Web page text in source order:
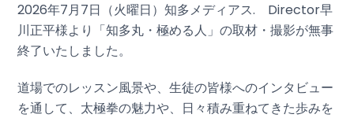
2026年7月7日（火曜日）知多メディアス. Director早
川正平様より「知多丸・極める人」の取材・撮影が無事
終了いたしました。
道場でのレッスン風景や、生徒の皆様へのインタビュー
を通して、太極拳の魅力や、日々積み重ねてきた歩みを